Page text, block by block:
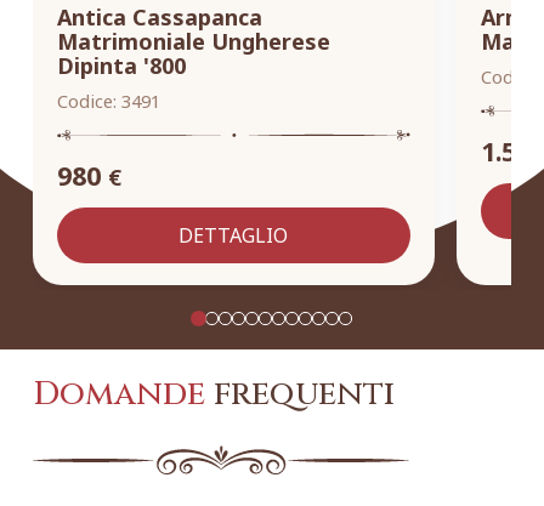
Antica Cassapanca
Matrimoniale Ungherese
Dipinta '800
Codice: 3491
980 €
DETTAGLIO
Codice:
Domandefrequenti